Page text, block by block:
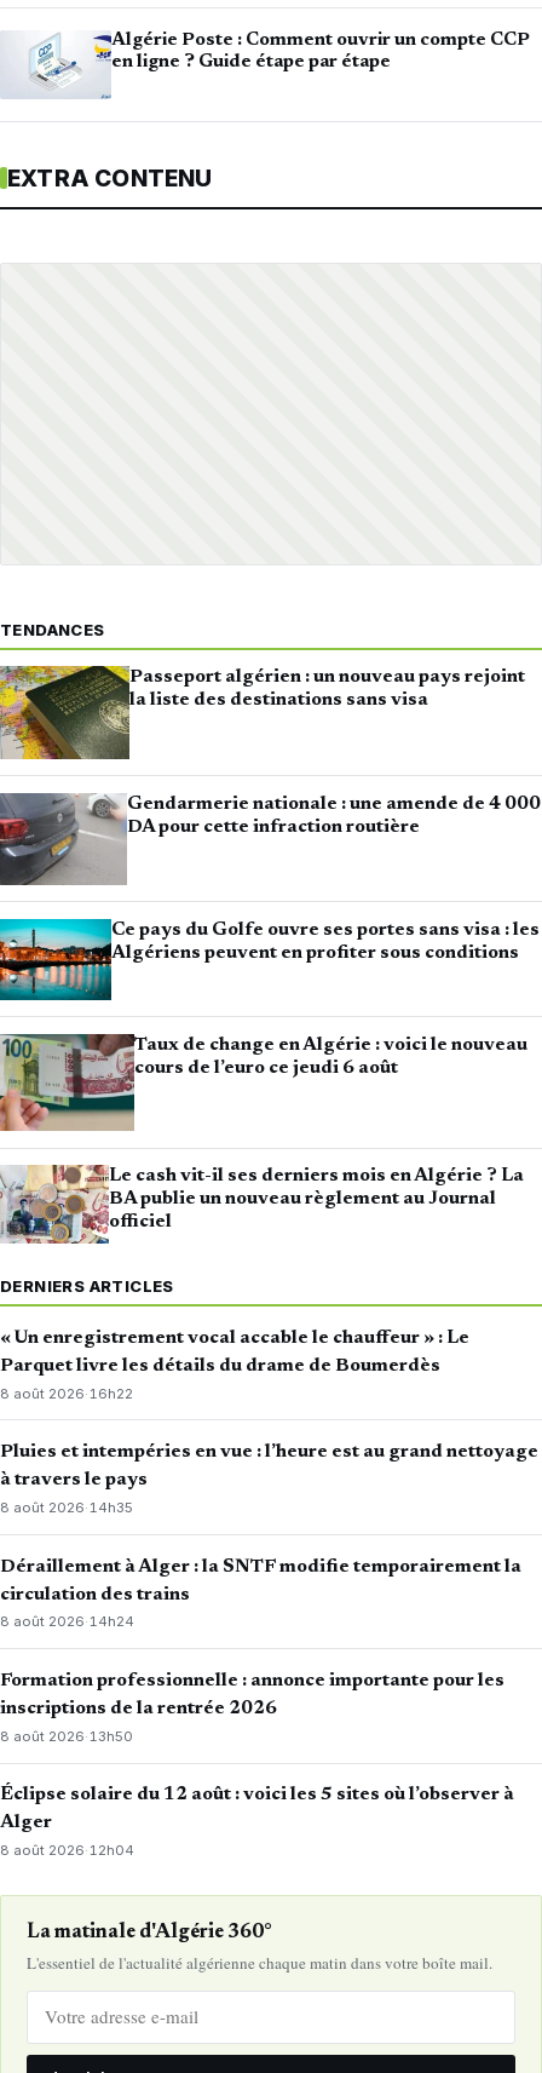
Algérie Poste : Comment ouvrir un compte CCP
en ligne ? Guide étape par étape
EXTRA CONTENU
TENDANCES
Passeport algérien : un nouveau pays rejoint
la liste des destinations sans visa
Gendarmerie nationale : une amende de 4 000
DA pour cette infraction routière
Ce pays du Golfe ouvre ses portes sans visa : les
Algériens peuvent en profiter sous conditions
Taux de change en Algérie : voici le nouveau
cours de l’euro ce jeudi 6 août
Le cash vit-il ses derniers mois en Algérie ? La
BA publie un nouveau règlement au Journal
officiel
DERNIERS ARTICLES
« Un enregistrement vocal accable le chauffeur » : Le
Parquet livre les détails du drame de Boumerdès
8 août 2026· 16h22
Pluies et intempéries en vue : l’heure est au grand nettoyage
à travers le pays
8 août 2026·14h35
Déraillement à Alger : la SNTF modifie temporairement la
circulation des trains
8 août 2026·14h24
Formation professionnelle : annonce importante pour les
inscriptions de la rentrée 2026
8 août 2026· 13h50
Éclipse solaire du 12 août : voici les 5 sites où l’observer à
Alger
8 août 2026·12h04
La matinale d'Algérie 360°
L'essentiel de l'actualité algérienne chaque matin dans votre boîte mail.